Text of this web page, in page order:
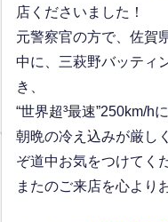
店くださいました！
元警察官の方で、佐賀
中に、三萩野バッティ
き、
“世界超³最速”250km/h
朝晩の冷え込みが厳し
ぞ道中お気をつけてく
またのご来店を心より